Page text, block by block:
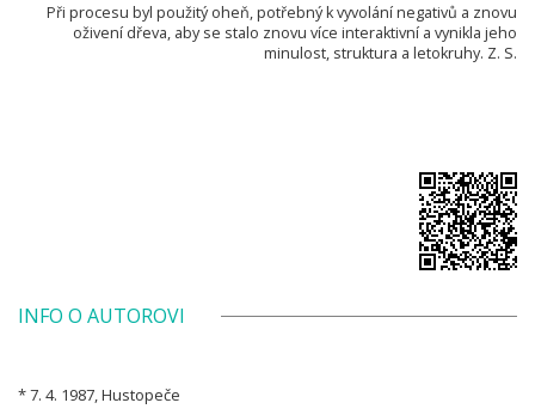
Při procesu byl použitý oheň, potřebný k vyvolání negativů a znovu
oživení dřeva, aby se stalo znovu více interaktivní a vynikla jeho
minulost, struktura a letokruhy. Z. S.
INFO O AUTOROVI
* 7. 4. 1987, Hustopeče